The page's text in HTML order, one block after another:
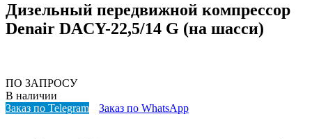
Дизельный передвижной компрессор
Denair DACY-22,5/14 G (на шасси)
ПО ЗАПРОСУ
В наличии
Заказ по Telegram
Заказ по WhatsApp